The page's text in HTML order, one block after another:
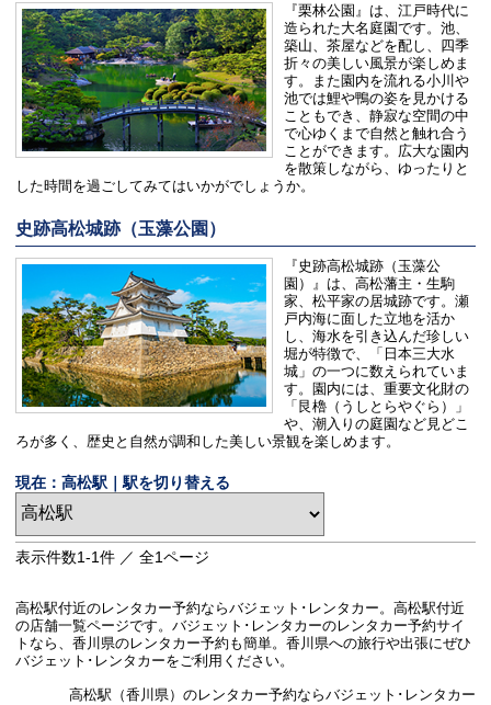
『栗林公園』は、江戸時代に
造られた大名庭園です。池、
築山、茶屋などを配し、四季
折々の美しい風景が楽しめま
す。また園内を流れる小川や
池では鯉や鴨の姿を見かける
こともでき、静寂な空間の中
で心ゆくまで自然と触れ合う
ことができます。広大な園内
を散策しながら、ゆったりと
した時間を過ごしてみてはいかがでしょうか。
史跡高松城跡（玉藻公園）
『史跡高松城跡（玉藻公
園）』は、高松藩主・生駒
家、松平家の居城跡です。瀬
戸内海に面した立地を活か
し、海水を引き込んだ珍しい
堀が特徴で、「日本三大水
城」の一つに数えられていま
す。園内には、重要文化財の
「艮櫓（うしとらやぐら）」
や、潮入りの庭園など見どこ
ろが多く、歴史と自然が調和した美しい景観を楽しめます。
現在：高松駅｜駅を切り替える
表示件数1-1件 ／ 全1ページ
高松駅付近のレンタカー予約ならバジェット･レンタカー。高松駅付近
の店舗一覧ページです。バジェット･レンタカーのレンタカー予約サイ
トなら、香川県のレンタカー予約も簡単。香川県への旅行や出張にぜひ
バジェット･レンタカーをご利用ください。
高松駅（香川県）のレンタカー予約ならバジェット･レンタカー